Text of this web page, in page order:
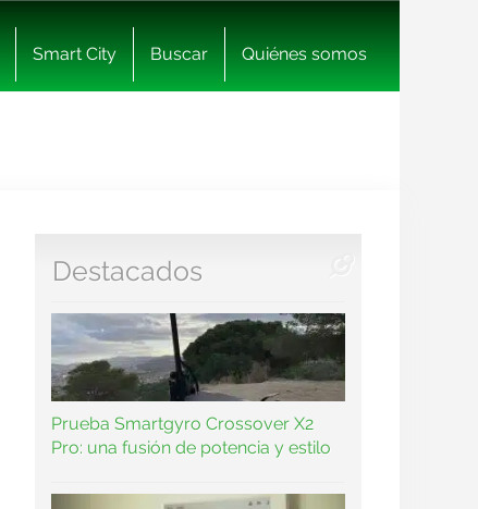
Smart City Buscar Quiénes somos
Destacados
Prueba Smartgyro Crossover X2
Pro: una fusión de potencia y estilo